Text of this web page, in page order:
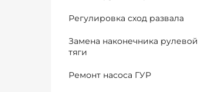
Регулировка сход развала
Замена наконечника рулевой
тяги
Ремонт насоса ГУР